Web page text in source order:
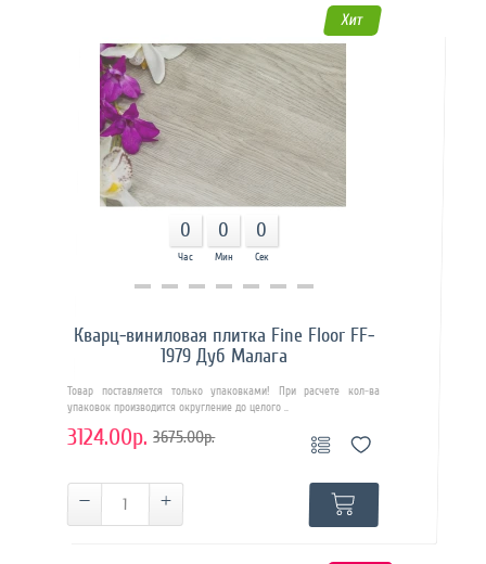
0
Час
0
Мин
0
Сек
Хит
Купить в 1 клик
Кварц-виниловая плитка Fine Floor FF-
1979 Дуб Малага
Товар поставляется только упаковками! При расчете кол-ва
упаковок производится округление до целого ..
3124.00р. 3675.00р.